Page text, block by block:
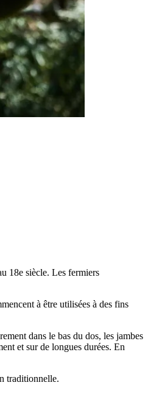
18e siècle. Les fermiers
à être utilisées à des fins
dans le bas du dos, les jambes
et sur de longues durées. En
traditionnelle.